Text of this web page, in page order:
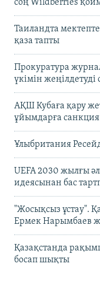
соң Wildberries
Таиландта
қаза тапты
Прокуратура
үкімін жеңілдетуді
АҚШ Кубаға қару
ұйымдарға
Ұлыбритания
UEFA 2030 жылғы
идеясынан бас
"Жосықсыз ұстау".
Ермек Нарымбаев
Қазақстанда
босап шықты